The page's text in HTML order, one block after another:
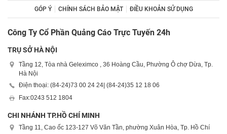
GÓP Ý CHÍNH SÁCH BẢO MẬT ĐIỀU KHOẢN SỬ DỤNG
Công Ty Cổ Phần Quảng Cáo Trực Tuyến 24h
TRỤ SỞ HÀ NỘI
Tầng 12, Tòa nhà Geleximco , 36 Hoàng Cầu, Phường Ô chợ Dừa, Tp.
Hà Nội
Điện thoại: (84-24)73 00 24 24| (84-24)35 12 18 06
Fax:0243 512 1804
CHI NHÁNH TP.HỒ CHÍ MINH
Tầng 11, Cao ốc 123-127 Võ Văn Tần, phường Xuân Hòa, Tp. Hồ Chí